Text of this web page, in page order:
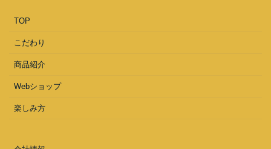
TOP
こだわり
商品紹介
Webショップ
楽しみ方